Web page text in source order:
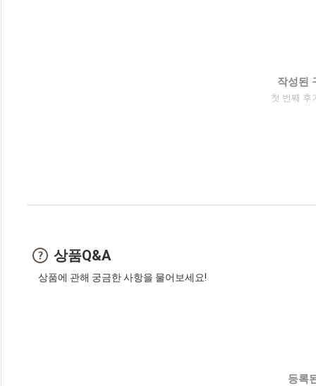
작성된
첫 번째 후
상품Q&A
상품에 관해 궁금한 사항을 물어보세요!
등록